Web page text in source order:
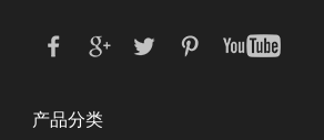
产品分类